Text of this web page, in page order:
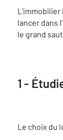
lancer dans
le grand
1 -
Le choix du